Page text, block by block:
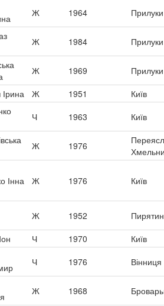
Ж 1964 Прилуки
Ж 1984 Прилуки
Ж 1969
Прилуки
Ж 1951
Київ
Ч 1963 Київ
Ж 1976
Інна Ж 1976 Київ
Ж 1952
Пирятин
Ч 1970
Київ
Ч 1976 Вінниця
Ж 1968